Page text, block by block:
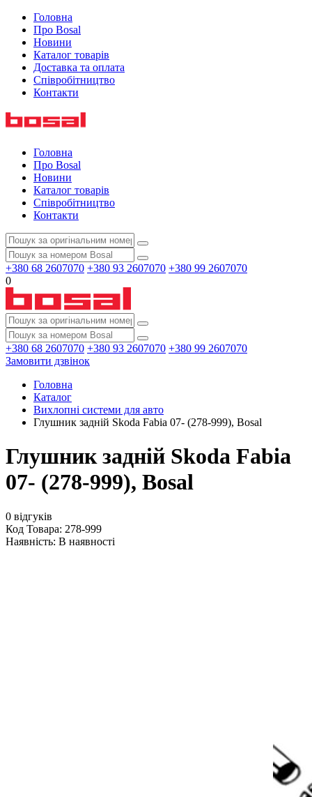
Головна
Про Bosal
Новини
Каталог товарів
Доставка та оплата
Співробітництво
Контакти
Головна
Про Bosal
Новини
Каталог товарів
Співробітництво
Контакти
+380 68 2607070 +380 93 2607070 +380 99 2607070
0
+380 68 2607070 +380 93 2607070 +380 99 2607070
Замовити дзвінок
Головна
Каталог
Вихлопні системи для авто
Глушник задній Skoda Fabia 07- (278-999), Bosal
Глушник задній Skoda Fabia
07- (278-999), Bosal
0 відгуків
Код Товара: 278-999
Наявність: В наявності